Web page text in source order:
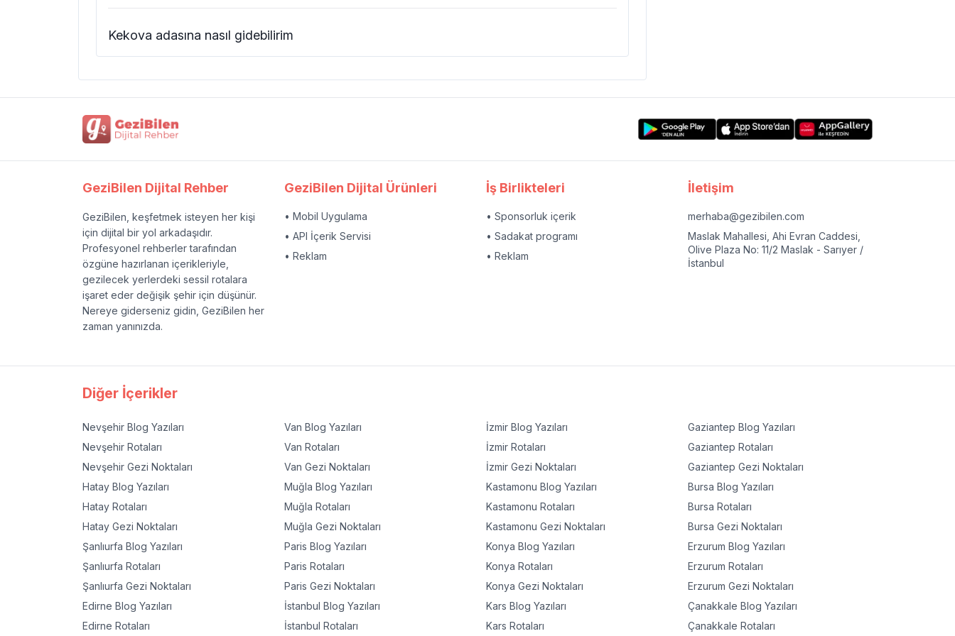
Kekova adasına nasıl gidebilirim
GeziBilen Dijital Rehber
GeziBilen, keşfetmek isteyen her kişi
için dijital bir yol arkadaşıdır.
Profesyonel rehberler tarafından
özgüne hazırlanan içerikleriyle,
gezilecek yerlerdeki sessil rotalara
işaret eder değişik şehir için düşünür.
Nereye giderseniz gidin, GeziBilen her
zaman yanınızda.
GeziBilen Dijital Ürünleri
• Mobil Uygulama
• API İçerik Servisi
• Reklam
İş Birlikteleri
• Sponsorluk içerik
• Sadakat programı
• Reklam
İletişim
merhaba@gezibilen.com
Maslak Mahallesi, Ahi Evran Caddesi,
Olive Plaza No: 11/2 Maslak - Sarıyer /
İstanbul
Diğer İçerikler
Nevşehir Blog Yazıları
Nevşehir Rotaları
Nevşehir Gezi Noktaları
Hatay Blog Yazıları
Hatay Rotaları
Hatay Gezi Noktaları
Şanlıurfa Blog Yazıları
Şanlıurfa Rotaları
Şanlıurfa Gezi Noktaları
Edirne Blog Yazıları
Edirne Rotaları
Van Blog Yazıları
Van Rotaları
Van Gezi Noktaları
Muğla Blog Yazıları
Muğla Rotaları
Muğla Gezi Noktaları
Paris Blog Yazıları
Paris Rotaları
Paris Gezi Noktaları
İstanbul Blog Yazıları
İstanbul Rotaları
İzmir Blog Yazıları
İzmir Rotaları
İzmir Gezi Noktaları
Kastamonu Blog Yazıları
Kastamonu Rotaları
Kastamonu Gezi Noktaları
Konya Blog Yazıları
Konya Rotaları
Konya Gezi Noktaları
Kars Blog Yazıları
Kars Rotaları
Gaziantep Blog Yazıları
Gaziantep Rotaları
Gaziantep Gezi Noktaları
Bursa Blog Yazıları
Bursa Rotaları
Bursa Gezi Noktaları
Erzurum Blog Yazıları
Erzurum Rotaları
Erzurum Gezi Noktaları
Çanakkale Blog Yazıları
Çanakkale Rotaları